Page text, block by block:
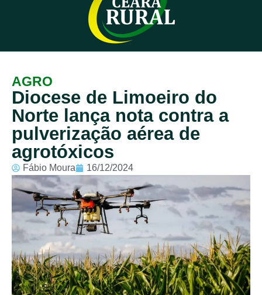
Sobre
AGRO
Diocese de Limoeiro do
Norte lança nota contra a
pulverização aérea de
agrotóxicos
Fábio Moura 16/12/2024